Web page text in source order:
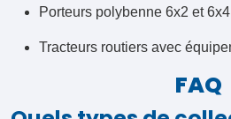
Porteurs polybenne 6x2 et
Tracteurs routiers avec
FAQ